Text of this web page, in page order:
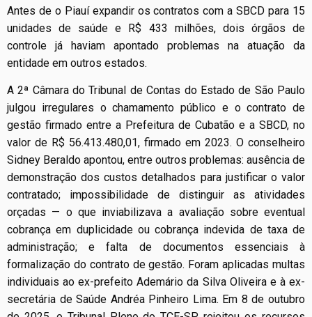
Antes de o Piauí expandir os contratos com a SBCD para 15
unidades de saúde e R$ 433 milhões, dois órgãos de
controle já haviam apontado problemas na atuação da
entidade em outros estados.
A 2ª Câmara do Tribunal de Contas do Estado de São Paulo
julgou irregulares o chamamento público e o contrato de
gestão firmado entre a Prefeitura de Cubatão e a SBCD, no
valor de R$ 56.413.480,01, firmado em 2023. O conselheiro
Sidney Beraldo apontou, entre outros problemas: ausência de
demonstração dos custos detalhados para justificar o valor
contratado; impossibilidade de distinguir as atividades
orçadas — o que inviabilizava a avaliação sobre eventual
cobrança em duplicidade ou cobrança indevida de taxa de
administração; e falta de documentos essenciais à
formalização do contrato de gestão. Foram aplicadas multas
individuais ao ex-prefeito Ademário da Silva Oliveira e à ex-
secretária de Saúde Andréa Pinheiro Lima. Em 8 de outubro